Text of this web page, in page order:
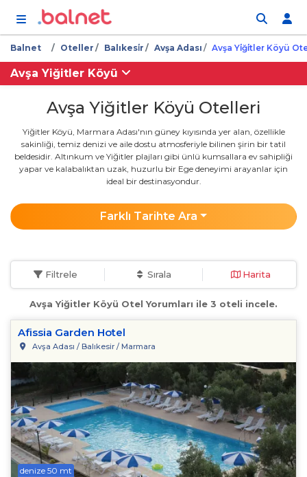
Balnet Oteller Balıkesi̇r Avşa Adası Avşa Yi̇ği̇tler Köyü
Avşa Yiğitler Köyü
Avşa Yiğitler Köyü Otelleri
Yiğitler Köyü, Marmara Adası'nın güney kıyısında yer alan, özellikle
sakinliği, temiz denizi ve aile dostu atmosferiyle bilinen şirin bir tatil
beldesidir. Altınkum ve Yiğitler plajları gibi ünlü kumsallara ev sahipliği
yapar ve kalabalıktan uzak, huzurlu bir Ege deneyimi arayanlar için
ideal bir destinasyondur.
Farklı Tarihte Ara
Filtrele Sırala Harita
Avşa Yiğitler Köyü Otel Yorumları ile 3 oteli incele.
Afissia Garden Hotel
Avşa Adası / Balıkesir / Marmara
denize 50 mt